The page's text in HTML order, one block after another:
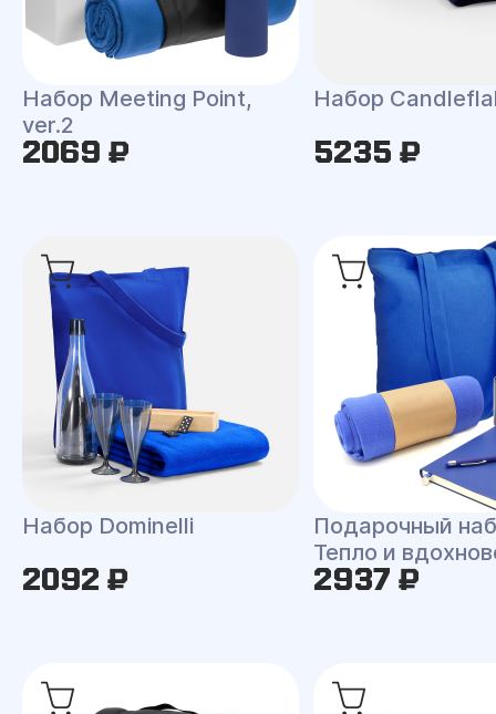
Набор Meeting Point,
ver.2
2069 ₽
Набор
5235 ₽
Набор Dominelli
2092 ₽
Подарочный
Тепло и
2937 ₽